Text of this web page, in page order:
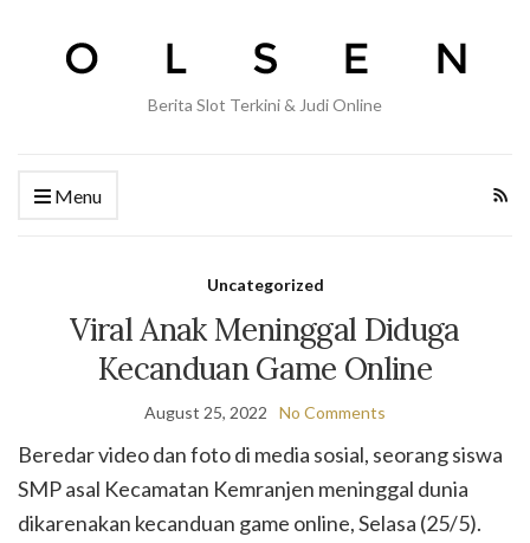
Berita Slot Terkini & Judi Online
Menu
Uncategorized
Viral Anak Meninggal Diduga
Kecanduan Game Online
August 25, 2022 No Comments
Beredar video dan foto di media sosial, seorang siswa
SMP asal Kecamatan Kemranjen meninggal dunia
dikarenakan kecanduan game online, Selasa (25/5).